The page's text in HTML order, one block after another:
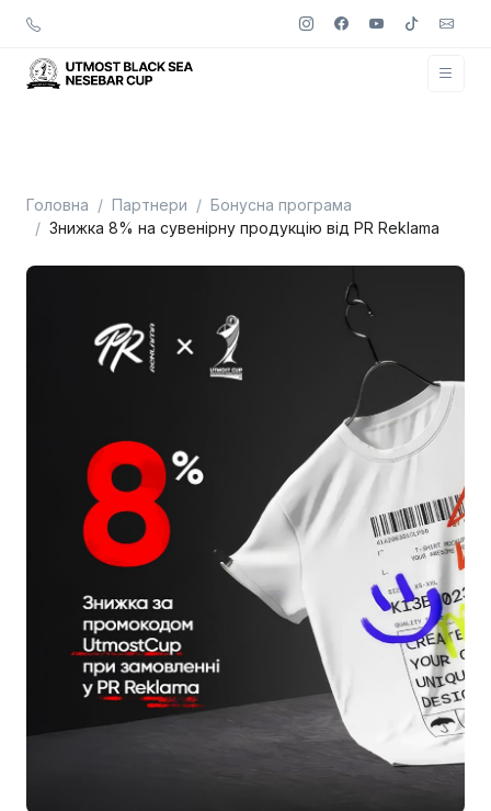
Головна Партнери
Бонусна програма
Знижка 8% на сувенірну продукцію від PR Reklama